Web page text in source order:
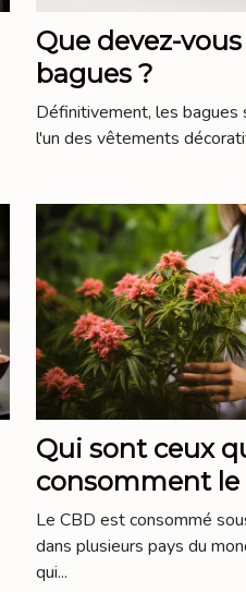
Que devez-
bagues ?
Définitivement, les
l'un des vêtements
Qui sont ceux
consomment le
Le CBD est consommé
dans plusieurs pays du
qui...